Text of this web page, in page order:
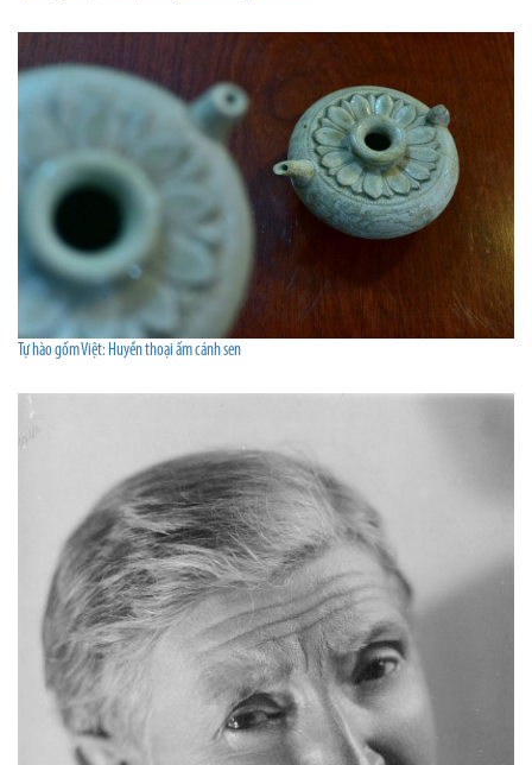
Tự hào gốm Việt: Huyền thoại ấm cánh sen